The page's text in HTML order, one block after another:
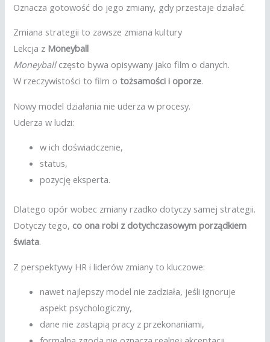
Oznacza gotowość do jego zmiany, gdy przestaje działać.
Zmiana strategii to zawsze zmiana kultury
Lekcja z Moneyball
Moneyballczęsto bywa opisywany jako film o danych.
W rzeczywistości to film otożsamości i oporze.
Nowy model działania nie uderza w procesy.
Uderza w ludzi:
w ich doświadczenie,
status,
pozycję eksperta.
Dlatego opór wobec zmiany rzadko dotyczy samej strategii.
Dotyczy tego, co ona robi z dotychczasowym porządkiem
świata.
Z perspektywy HR i liderów zmiany to kluczowe:
nawet najlepszy model nie zadziała, jeśli ignoruje
aspekt psychologiczny,
dane nie zastąpią pracy z przekonaniami,